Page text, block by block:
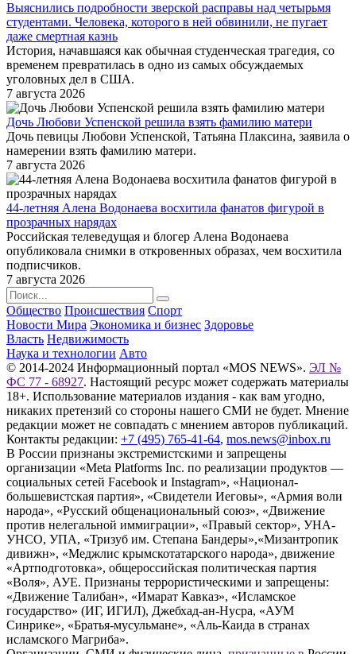
Выяснились подробности зверской расправы над четырьмя
студентами. Человека, которого в ней обвинили, не пугает
даже смертная казнь
История, начавшаяся как обычная студенческая трагедия, со
временем превратилась в одно из самых обсуждаемых
уголовных дел в США.
7 августа 2026
Дочь Любови Успенской решила взять фамилию матери
Дочь певицы Любови Успенской, Татьяна Плаксина, заявила о
намерении взять фамилию матери.
7 августа 2026
44-летняя Алена Водонаева восхитила фанатов фигурой в
прозрачных нарядах
Российская телеведущая и блогер Алена Водонаева
опубликовала снимки в откровенных образах, чем восхитила
подписчиков.
7 августа 2026
Общество Происшествия Спорт
Новости Мира Экономика и бизнес Здоровье
Власть Недвижимость
Наука и технологии Авто
© 2014-2024 Информационный портал «MOS NEWS». ЭЛ №
ФС 77 - 68927. Настоящий ресурс может содержать материалы
18+. Использование материалов издания - как вам угодно,
никаких претензий со стороны нашего СМИ не будет. Мнение
редакции может не совпадать с мнением авторов публикаций.
Контакты редакции: +7 (495) 765-41-64, mos.news@inbox.ru
В России признаны экстремистскими и запрещены
организации «Meta Platforms Inc. по реализации продуктов —
социальных сетей Facebook и Instagram», «Национал-
большевистская партия», «Свидетели Иеговы», «Армия воли
народа», «Русский общенациональный союз», «Движение
против нелегальной иммиграции», «Правый сектор», УНА-
УНСО, УПА, «Тризуб им. Степана Бандеры»,«Мизантропик
дивижн», «Меджлис крымскотатарского народа», движение
«Артподготовка», общероссийская политическая партия
«Воля», АУЕ. Признаны террористическими и запрещены:
«Движение Талибан», «Имарат Кавказ», «Исламское
государство» (ИГ, ИГИЛ), Джебхад-ан-Нусра, «АУМ
Синрике», «Братья-мусульмане», «Аль-Каида в странах
исламского Магриба».